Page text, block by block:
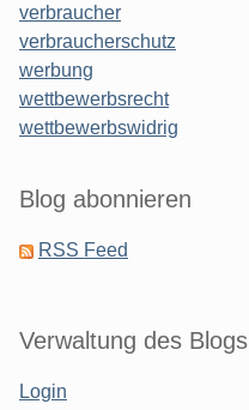
verbraucher
verbraucherschutz
werbung
wettbewerbsrecht
wettbewerbswidrig
Blog abonnieren
RSS Feed
Verwaltung des Blogs
Login